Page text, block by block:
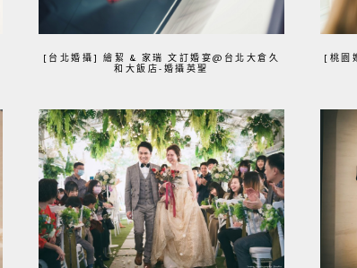
[台北婚攝] 繪絜 & 家瑞 文訂婚宴@台北大倉久
和大飯店-婚攝英聖
[桃園